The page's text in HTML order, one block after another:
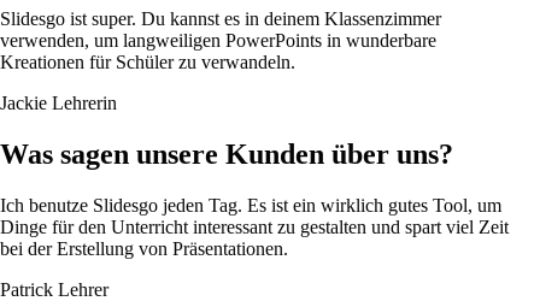
Slidesgo ist super. Du kannst es in deinem Klassenzimmer
verwenden, um langweiligen PowerPoints in wunderbare
Kreationen für Schüler zu verwandeln.
Jackie Lehrerin
Was sagen unsere Kunden über uns?
Ich benutze Slidesgo jeden Tag. Es ist ein wirklich gutes Tool, um
Dinge für den Unterricht interessant zu gestalten und spart viel Zeit
bei der Erstellung von Präsentationen.
Patrick Lehrer